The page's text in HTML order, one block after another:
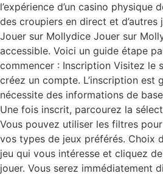
l’expérience d’un casino physique
des croupiers en direct et d’autres
Jouer sur Mollydice Jouer sur
accessible. Voici un guide étape
commencer : Inscription Visitez le
créez un compte. L’inscription est
nécessite des informations de
Une fois inscrit, parcourez la
Vous pouvez utiliser les filtres
vos types de jeux préférés. Choix
jeu qui vous intéresse et cliquez
jouer. Vous serez immédiatement